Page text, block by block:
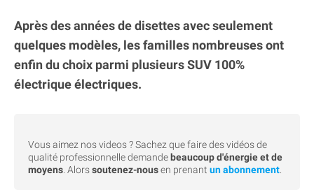
Après des années de disettes avec seulement
quelques modèles, les familles nombreuses ont
enfin du choix parmi plusieurs SUV 100%
électrique électriques.
Vous aimez nos videos ? Sachez que faire des vidéos de
qualité professionnelle demande beaucoup d'énergie et de
moyens . Alorssoutenez-nousen prenant un abonnement